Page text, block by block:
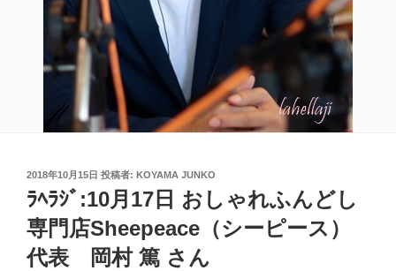
投
稿
日:
2018年10月15日 投稿者: KOYAMA JUNKO
ﾗﾍﾗｼﾞ:10月17日 おしゃれふんどし
専門店Sheepeace（シーピース）
代表 岡村 篤 さん